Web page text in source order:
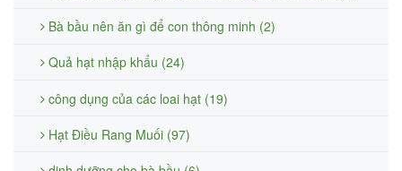
Bà bầu nên ăn gì để con thông minh (2)
Quả hạt nhập khẩu (24)
công dụng của các loai hạt (19)
Hạt Điều Rang Muối (97)